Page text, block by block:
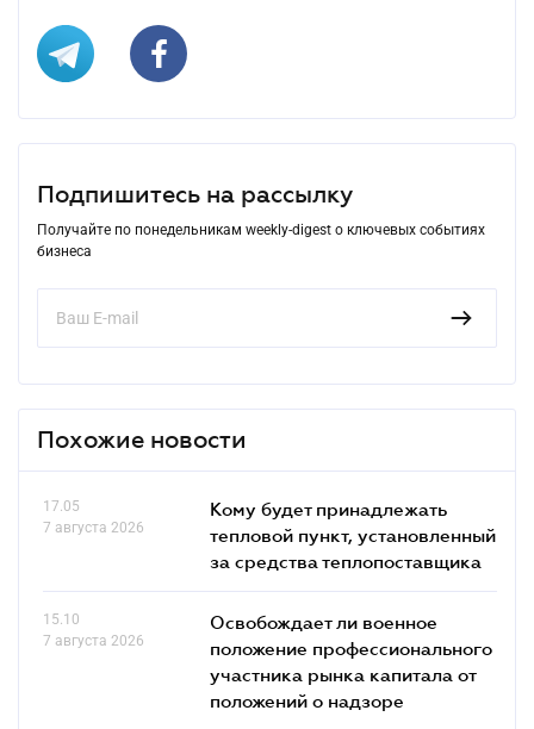
Подпишитесь на рассылку
Получайте по понедельникам weekly-digest о ключевых событиях
бизнеса
Похожие новости
17.05
7 августа 2026
Кому будет принадлежать
тепловой пункт, установленный
за средства теплопоставщика
15.10
7 августа 2026
Освобождает ли военное
положение профессионального
участника рынка капитала от
положений о надзоре